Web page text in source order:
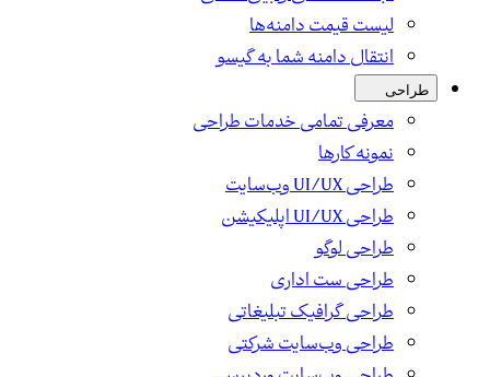
لیست قیمت دامنه‌ها
انتقال دامنه شما به گیسو
طراحی
معرفی تمامی خدمات طراحی
نمونه کارها
طراحی UI/UX وب‌سایت
طراحی UI/UX اپلیکیشن
طراحی لوگو
طراحی ست اداری
طراحی گرافیک تبلیغاتی
طراحی وب‌سایت شرکتی